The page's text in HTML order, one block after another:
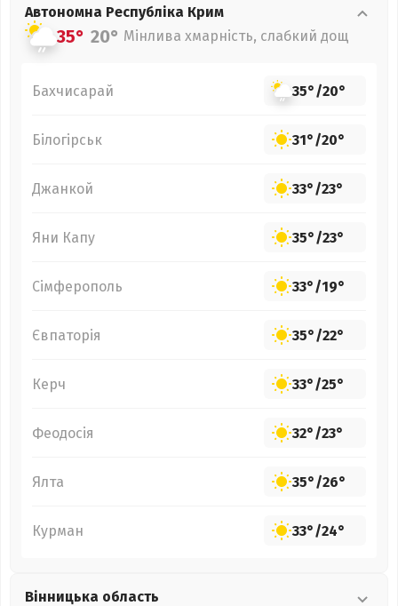
Автономна Республіка Крим
35° 20° Мінлива хмарність, слабкий дощ
Бахчисарай 35°/20°
Білогірськ 31°/20°
Джанкой 33°/23°
Яни Капу 35°/23°
Сімферополь 33°/19°
Євпаторія 35°/22°
Керч 33°/25°
Феодосія 32°/23°
Ялта 35°/26°
Курман 33°/24°
Вінницька область